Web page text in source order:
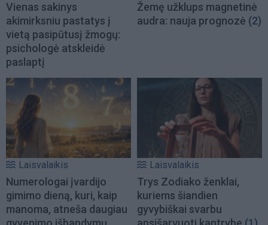
Vienas sakinys
akimirksniu pastatys į
vietą pasipūtusį žmogų:
psichologė atskleidė
paslaptį
Žemę užklups magnetinė
audra: nauja prognozė (2)
Laisvalaikis
Numerologai įvardijo
gimimo dieną, kuri, kaip
manoma, atneša daugiau
Laisvalaikis
Trys Zodiako ženklai,
kuriems šiandien
gyvybiškai svarbu